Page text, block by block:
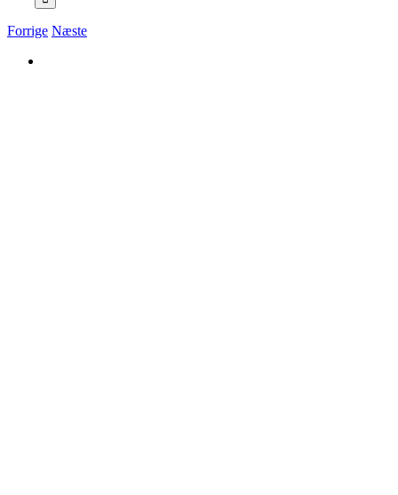
Forrige Næste